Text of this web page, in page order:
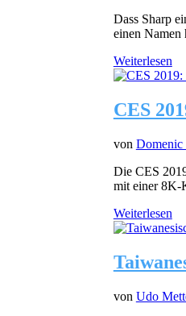
Dass Sharp
einen Namen
Weiterlesen
CES
von Domenic
Die CES
mit einer 8K-
Weiterlesen
von Udo